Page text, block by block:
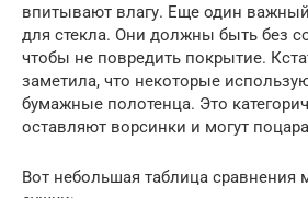
впитывают влагу. Еще один
для стекла. Они должны быть без
чтобы не повредить покрытие.
заметила, что некоторые
бумажные полотенца. Это
оставляют ворсинки и могут
Вот небольшая таблица сравнения